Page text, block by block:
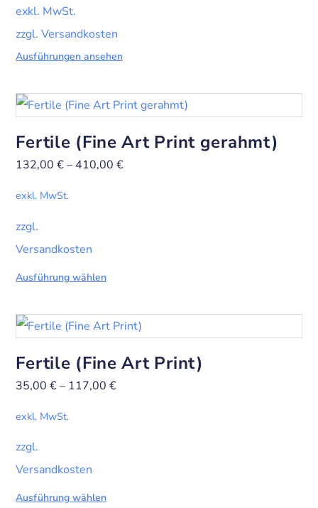
exkl. MwSt.
zzgl. Versandkosten
Ausführungen ansehen
Fertile (Fine Art Print gerahmt)
132,00€– 410,00€
exkl. MwSt.
zzgl.
Versandkosten
Ausführung wählen
Fertile (Fine Art Print)
35,00€– 117,00€
exkl. MwSt.
zzgl.
Versandkosten
Ausführung wählen